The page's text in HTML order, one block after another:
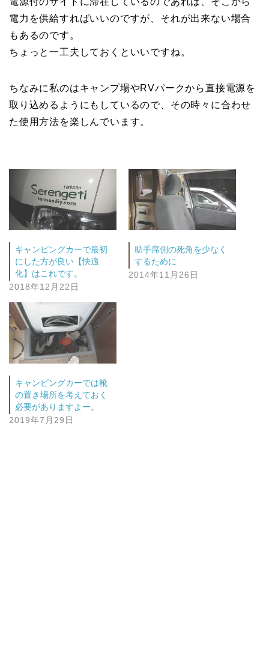
電力を供給すればいいのですが、それが出来ない場合
もあるのです。
ちょっと一工夫しておくといいですね。
ちなみに私のはキャンプ場やRVパークから直接電源を
取り込めるようにもしているので、その時々に合わせ
た使用方法を楽しんでいます。
キャンピングカーで最初
にした方が良い【快適
化】はこれです。
2018年12月22日
助手席側の死角を少なく
するために
2014年11月26日
キャンピングカーでは靴
の置き場所を考えておく
必要がありますよー。
2019年7月29日